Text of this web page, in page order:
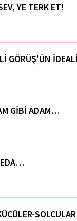
YE TERK ET!
GÖRÜŞ'ÜN
GİBİ ADAM…